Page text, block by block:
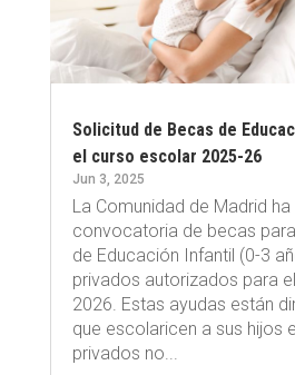
Solicitud de Becas de
el curso escolar 2025-26
Jun 3, 2025
La Comunidad de Madrid
convocatoria de becas
de Educación Infantil (0-3
privados autorizados para
2026. Estas ayudas están
que escolaricen a sus hijos
privados no...